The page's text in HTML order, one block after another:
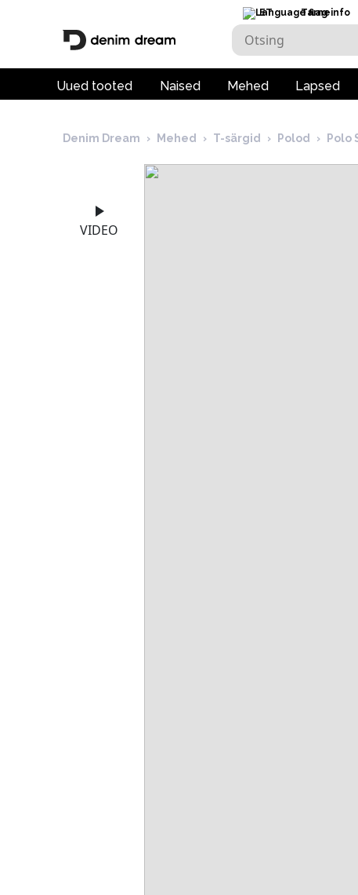
ET Tarneinfo
Uued tooted Naised Mehed Lapsed
Denim Dream › Mehed › T-särgid › Polod › Polo
VIDEO